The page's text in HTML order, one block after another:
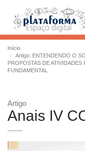
Início
Artigo: ENTENDENDO O
PROPOSTAS DE
FUNDAMENTAL
Artigo
Anais IV